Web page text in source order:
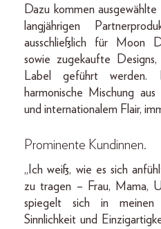
Dazu kommen
langjährigen
ausschließlich für Moon
sowie zugekaufte
Label geführt werden.
harmonische Mischung
und internationalem Flair,
Prominente Kundinnen.
„Ich weiß, wie es sich
zu tragen – Frau, Mama,
spiegelt sich in meinen
Sinnlichkeit und